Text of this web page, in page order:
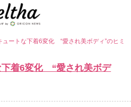
ュートな下着6変化 “愛され美ボディ”のヒミ
下着6変化 “愛され美ボデ